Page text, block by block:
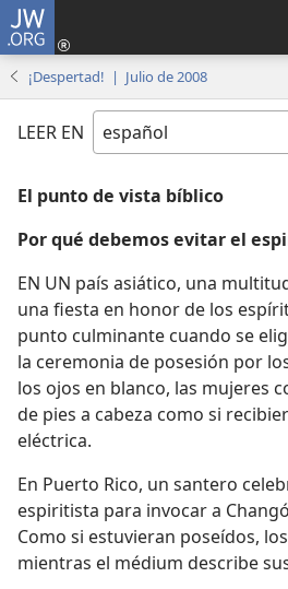
JW.ORG
¡Despertad! | Julio de 2008
LEER EN
El punto de vista bíblico
Por qué debemos evitar el
EN UN país asiático, una
una fiesta en honor de los
punto culminante cuando se
la ceremonia de posesión por
los ojos en blanco, las mujeres
de pies a cabeza como si
eléctrica.
En Puerto Rico, un santero
espiritista para invocar a
Como si estuvieran poseídos,
mientras el médium describe